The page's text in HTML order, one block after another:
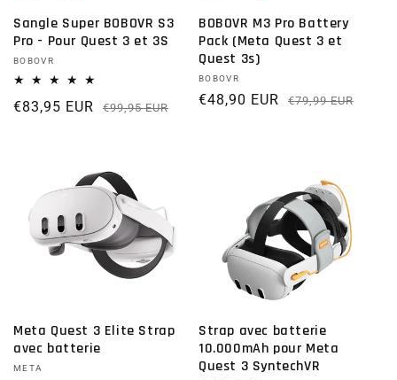
Sangle Super BOBOVR S3
Pro - Pour Quest 3 et 3S
Distributeur :
BOBOVR
Prix habituel
€99,95 EUR Prix promotionnel
€83,95 EUR
BOBOVR M3 Pro Battery
Pack (Meta Quest 3 et
Quest 3s)
Distributeur :
BOBOVR
€79,99 EUR
€48,90 EUR
Meta Quest 3 Elite Strap
avec batterie
Distributeur :
META
Strap avec batterie
10.000mAh pour Meta
Quest 3 SyntechVR